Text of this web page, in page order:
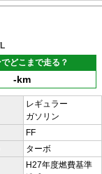
どこまで走る？
-km
レギュラー
ガソリン
FF
ターボ
H27年度燃費基準